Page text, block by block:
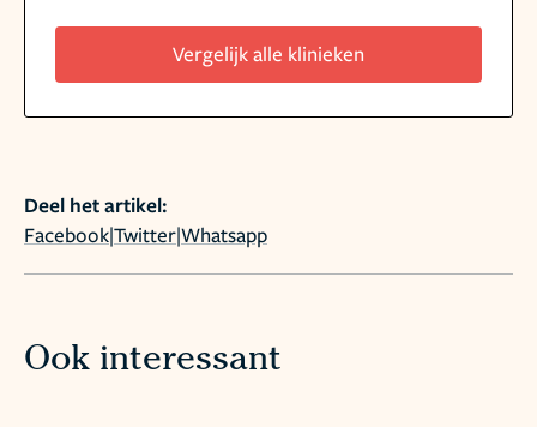
Vergelijk alle klinieken
Deel het artikel:
Facebook|Twitter|Whatsapp
Ook interessant